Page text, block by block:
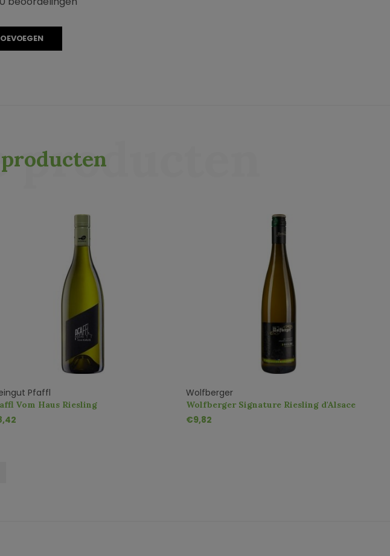
producten
Pfaffl
Vom Haus Riesling
Wolfberger
Wolfberger Signature Riesling d'Alsace
AOC
€9,82